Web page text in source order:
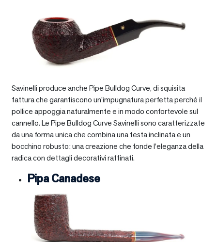
Savinelli produce anche Pipe Bulldog Curve, di squisita
fattura che garantiscono un’impugnatura perfetta perché il
pollice appoggia naturalmente e in modo confortevole sul
cannello. Le Pipe Bulldog Curve Savinelli sono caratterizzate
da una forma unica che combina una testa inclinata e un
bocchino robusto: una creazione che fonde l’eleganza della
radica con dettagli decorativi raffinati.
Pipa Canadese